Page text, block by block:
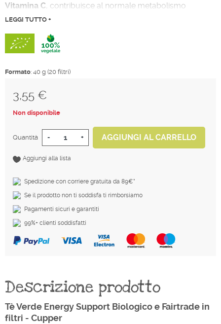
Vitamina C , contribuisce al normale metabolismo
energetico, rendendo questo tè ideale per iniziare la
caldo o freddo per una bevanda che unisce gusto e
benessere.
LEGGI TUTTO +
Formato: 40 g (20 filtri)
3,55 €
Tasse incluse
Non disponibile
Quantità - + AGGIUNGI AL CARRELLO
Aggiungi alla lista
Spedizione con corriere gratuita da 89€*
Se il prodotto non ti soddisfa ti rimborsiamo
Pagamenti sicuri e garantiti
99%+ clienti soddisfatti
Descrizione prodotto
Tè Verde Energy Support Biologico e Fairtrade in
filtri - Cupper